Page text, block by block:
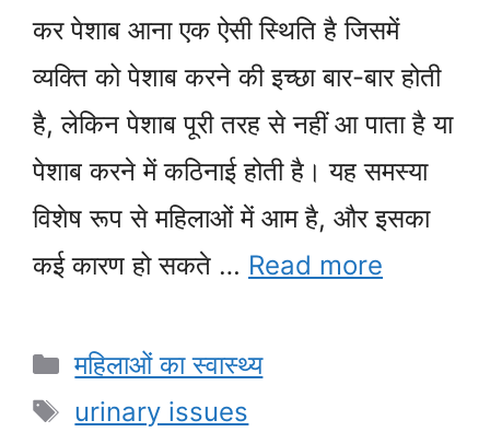
कर पेशाब आना एक ऐसी स्थिति है जिसमें
व्यक्ति को पेशाब करने की इच्छा बार-बार होती
है, लेकिन पेशाब पूरी तरह से नहीं आ पाता है या
पेशाब करने में कठिनाई होती है। यह समस्या
विशेष रूप से महिलाओं में आम है, और इसका
कई कारण हो सकते … Read more
Categories
महिलाओं का स्वास्थ्य
Tags
urinary issues